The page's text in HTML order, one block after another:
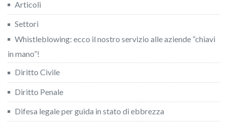
Articoli
Settori
Whistleblowing: ecco il nostro servizio alle aziende “chiavi
in mano”!
Diritto Civile
Diritto Penale
Difesa legale per guida in stato di ebbrezza